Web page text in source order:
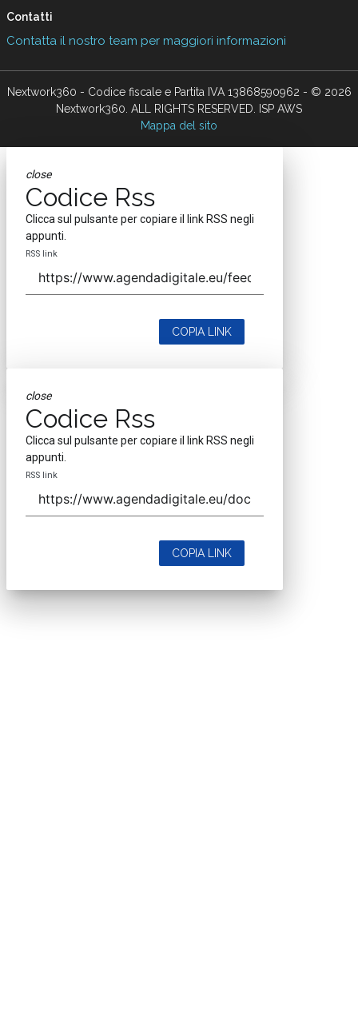
Contatti
Contatta il nostro team per maggiori informazioni
Nextwork360 - Codice fiscale e Partita IVA 13868590962 - © 2026
Nextwork360. ALL RIGHTS RESERVED. ISP AWS
Mappa del sito
close
Codice Rss
Clicca sul pulsante per copiare il link RSS negli
appunti.
RSS link
COPIA LINK
close
Codice Rss
Clicca sul pulsante per copiare il link RSS negli
appunti.
RSS link
COPIA LINK